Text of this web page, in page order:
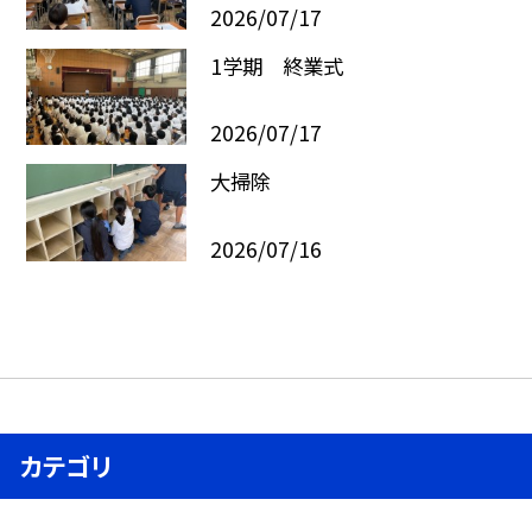
2026/07/17
1学期 終業式
2026/07/17
大掃除
2026/07/16
カテゴリ